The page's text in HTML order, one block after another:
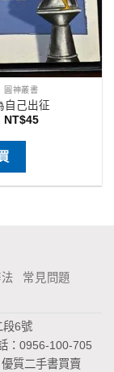
圓神叢書
自己出征
NT$45
常見問題
段6號
：0956-100-705
質二手書買賣